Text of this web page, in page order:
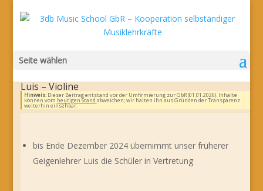
Seite wählen
Luis – Violine
Hinweis:Dieser Beitrag entstand vor der Umfirmierung zur GbR (01.01.2026). Inhalte
können vom heutigen Stand abweichen; wir halten ihn aus Gründen der Transparenz
weiterhin einsehbar.
bis Ende Dezember 2024 übernimmt unser früherer
Geigenlehrer Luis die Schüler in Vertretung